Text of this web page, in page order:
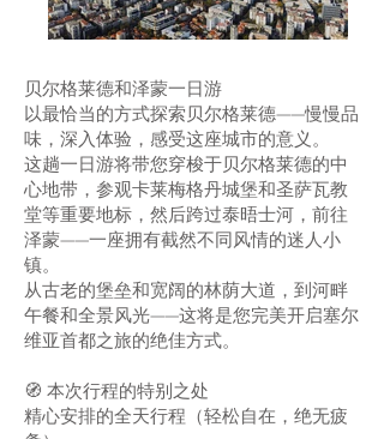
贝尔格莱德和泽蒙一日游
以最恰当的方式探索贝尔格莱德——慢慢品
味，深入体验，感受这座城市的意义。
这趟一日游将带您穿梭于贝尔格莱德的中
心地带，参观卡莱梅格丹城堡和圣萨瓦教
堂等重要地标，然后跨过泰晤士河，前往
泽蒙——一座拥有截然不同风情的迷人小
镇。
从古老的堡垒和宽阔的林荫大道，到河畔
午餐和全景风光——这将是您完美开启塞尔
维亚首都之旅的绝佳方式。
🧭 本次行程的特别之处
精心安排的全天行程（轻松自在，绝无疲